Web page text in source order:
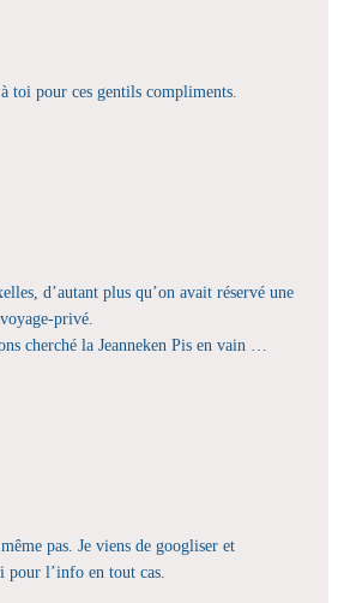
toi pour ces gentils compliments.
d’autant plus qu’on avait réservé une
privé.
cherché la Jeanneken Pis en vain …
pas. Je viens de googliser et
pour l’info en tout cas.